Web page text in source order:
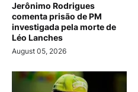
Jerônimo Rodrigues
comenta prisão de PM
investigada pela morte de
Léo Lanches
August 05, 2026